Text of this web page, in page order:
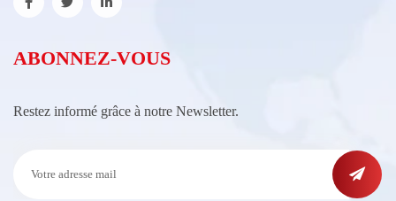
ABONNEZ-VOUS
Restez informé grâce à notre Newsletter.